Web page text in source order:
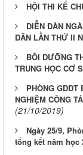
HỘI THI KỂ
DIỄN ĐÀN
DÂN LẦN THỨ II
BỒI DƯỠNG
TRUNG HỌC CƠ
PHÒNG GDĐT
NGHIỆM CÔNG
(21/10/2019)
Ngày 25/9,
tổng kết năm học